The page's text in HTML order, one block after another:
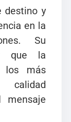
destino y
en la
Su
que la
los más
calidad